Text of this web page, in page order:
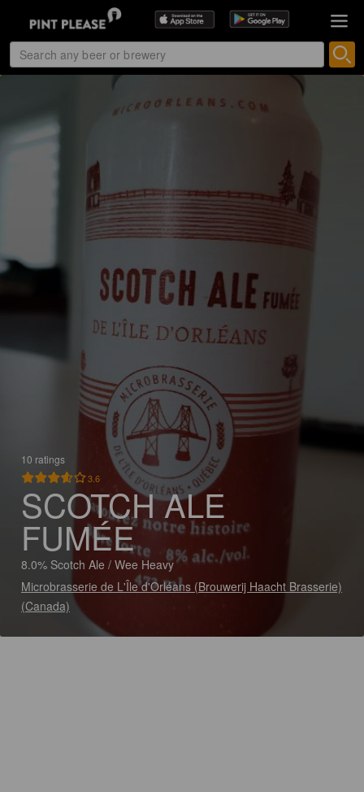
10 ratings
3.6
SCOTCH ALE
FUMÉE
8.0% Scotch Ale / Wee Heavy
Microbrasserie de L'Île d'Orléans (Brouwerij Haacht Brasserie)
(Canada)